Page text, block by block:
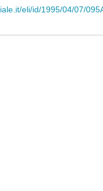
eli/id/1995/04/07/